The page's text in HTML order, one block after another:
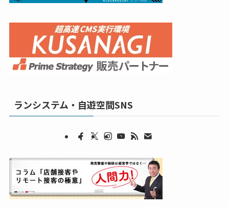
ランシステム・自遊空間SNS